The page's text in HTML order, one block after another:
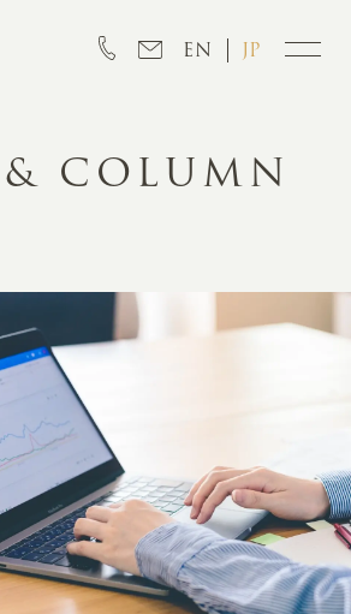
EN JP
COLUMN